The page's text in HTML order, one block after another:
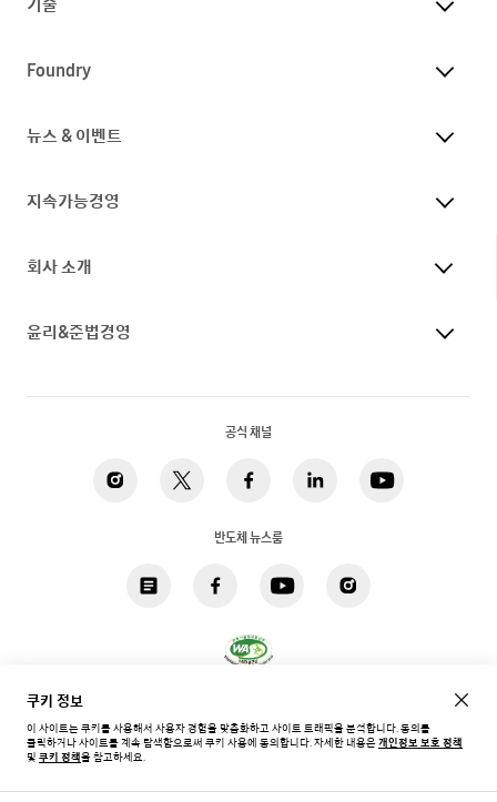
다음 아티클
Foundry
뉴스 & 이벤트
지속가능경영
회사 소개
윤리&준법경영
공식 채널
반도체 뉴스룸
한국 / 한국어
쿠키 정보
이 사이트는 쿠키를 사용해서 사용자 경험을 맞춤화하고 사이트 트래픽을 분석합니다. 동의를
클릭하거나 사이트를 계속 탐색함으로써 쿠키 사용에 동의합니다.자세한 내용은개인정보 보호 정책
및 쿠키 정책을 참고하세요.